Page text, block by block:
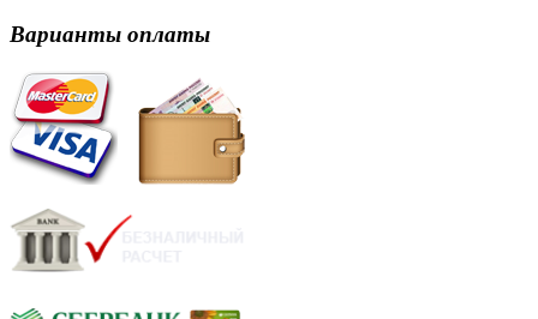
Варианты оплаты